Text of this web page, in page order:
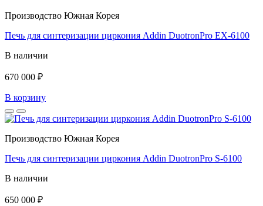
Производство Южная Корея
Печь для синтеризации циркония Addin DuotronPro EX-6100
В наличии
670 000 ₽
В корзину
Производство Южная Корея
Печь для синтеризации циркония Addin DuotronPro S-6100
В наличии
650 000 ₽